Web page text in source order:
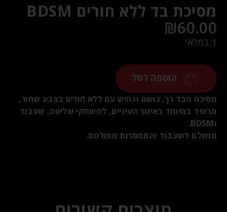
מסיכת בד ללא חורים BDSM
₪60.00
1 במלאי
הוספה לסל
מסיכה מבד רך, נושם וגמיש עם ללא חורים בצבע שחור,
מרופד במיוחד באיזור העיניים, למשחקי שליטה, שעבוד
וBDSM.
מושלם לשעבוד והתמסרות מוחלטת.